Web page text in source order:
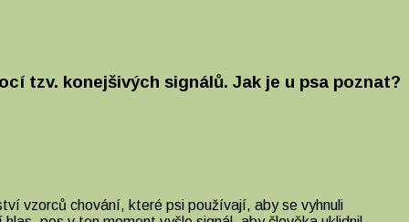
tzv. konejšivých signálů. Jak je u psa poznat?
vzorců chování, které psi používají, aby se vyhnuli